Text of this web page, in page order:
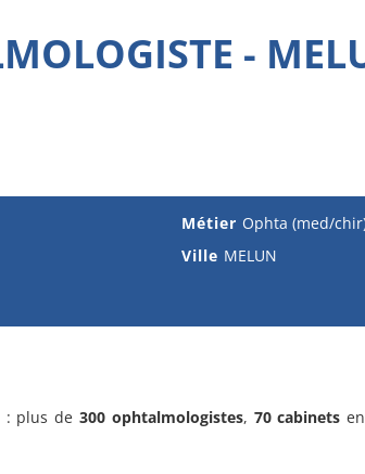
-
Métier Ophta (med/
Ville MELUN
: plus de300 ophtalmologistes, 70 cabinets